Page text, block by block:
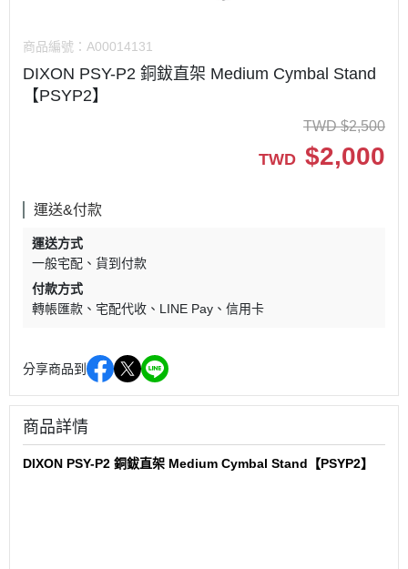
商品編號： A00014131
DIXON PSY-P2 銅鈸直架 Medium Cymbal Stand
【PSYP2】
TWD $2,500
TWD $2,000
運送&付款
運送方式
一般宅配
貨到付款
付款方式
轉帳匯款
宅配代收 LINE Pay 信用卡
分享商品到
商品詳情
DIXON PSY-P2 銅鈸直架 Medium Cymbal Stand【PSYP2】